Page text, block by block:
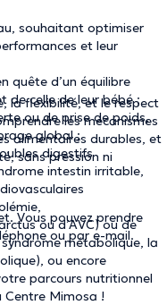
souhaitant optimiser
et leur
quête d’un équilibre
de celle de leur bébé ;
ou de prise de poids,
global ;
digestifs
intestin irritable,
ou d’AVC) ou de
métabolique, la
ou encore
la flexibilité, et le respect
les mécanismes
alimentaires durables, et
sans pression ni
Vous pouvez prendre
ou par e-mail.
parcours nutritionnel
Mimosa !